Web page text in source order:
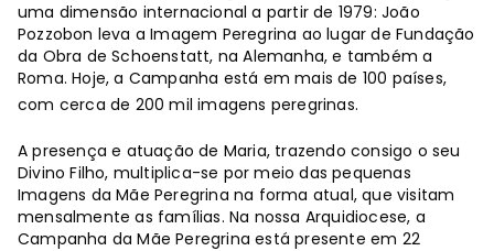
uma dimensão internacional a partir de 1979: João
Pozzobon leva a Imagem Peregrina ao lugar de Fundação
da Obra de Schoenstatt, na Alemanha, e também a
Roma. Hoje, a Campanha está em mais de 100 países,
com cerca de 200 mil imagens peregrinas.
A presença e atuação de Maria, trazendo consigo o seu
Divino Filho, multiplica-se por meio das pequenas
Imagens da Mãe Peregrina na forma atual, que visitam
mensalmente as famílias. Na nossa Arquidiocese, a
Campanha da Mãe Peregrina está presente em 22